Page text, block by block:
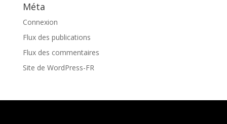
Méta
Connexion
Flux des publications
Flux des commentaires
Site de WordPress-FR